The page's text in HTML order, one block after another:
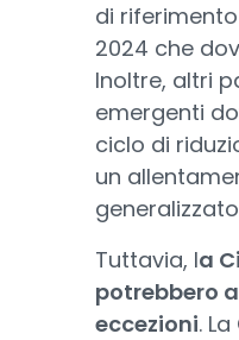
di
2024 che
Inoltre, altri
emergenti
ciclo di
un
Tuttavia, la
potrebbero
eccezioni.